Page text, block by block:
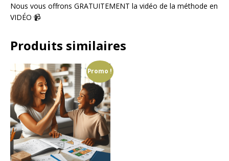
Nous vous offrons GRATUITEMENT la vidéo de la méthode en
VIDÉO 📹
Produits similaires
Promo !